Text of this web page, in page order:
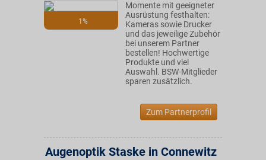
1%
Momente mit geeigneter
Ausrüstung festhalten:
Kameras sowie Drucker
und das jeweilige Zubehör
bei unserem Partner
bestellen! Hochwertige
Produkte und viel
Auswahl. BSW-Mitglieder
sparen zusätzlich.
Zum Partnerprofil
Augenoptik Staske in Connewitz